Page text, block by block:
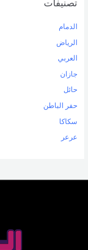
تصنيفات
الدمام
الرياض
العربي
جازان
حائل
حفر الباطن
سكاكا
عرعر